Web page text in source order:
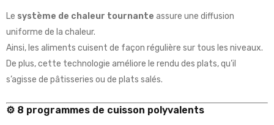
Le système de chaleur tournante assure une diffusion
uniforme de la chaleur.
Ainsi, les aliments cuisent de façon régulière sur tous les niveaux.
De plus, cette technologie améliore le rendu des plats, qu’il
s’agisse de pâtisseries ou de plats salés.
⚙️ 8 programmes de cuisson polyvalents